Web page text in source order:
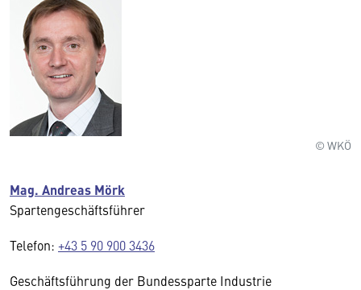
© WKÖ
Mag. Andreas Mörk
Spartengeschäftsführer
Telefon: +43 5 90 900 3436
Geschäftsführung der Bundessparte Industrie